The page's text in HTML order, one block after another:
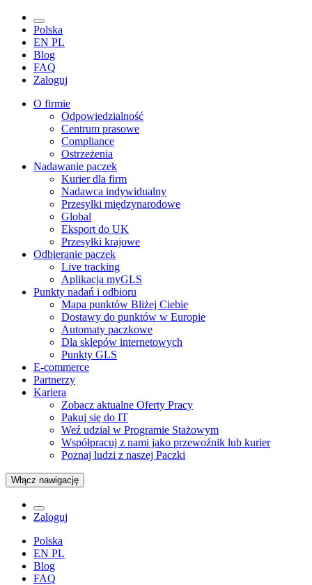
Polska
EN PL
Blog
FAQ
Zaloguj
O firmie
Odpowiedzialność
Centrum prasowe
Compliance
Ostrzeżenia
Nadawanie paczek
Kurier dla firm
Nadawca indywidualny
Przesyłki międzynarodowe
Global
Eksport do UK
Przesyłki krajowe
Odbieranie paczek
Live tracking
Aplikacja myGLS
Punkty nadań i odbioru
Mapa punktów Bliżej Ciebie
Dostawy do punktów w Europie
Automaty paczkowe
Dla sklepów internetowych
Punkty GLS
E-commerce
Partnerzy
Kariera
Zobacz aktualne Oferty Pracy
Pakuj się do IT
Weź udział w Programie Stażowym
Współpracuj z nami jako przewoźnik lub kurier
Poznaj ludzi z naszej Paczki
Włącz nawigację
Zaloguj
Polska
EN PL
Blog
FAQ